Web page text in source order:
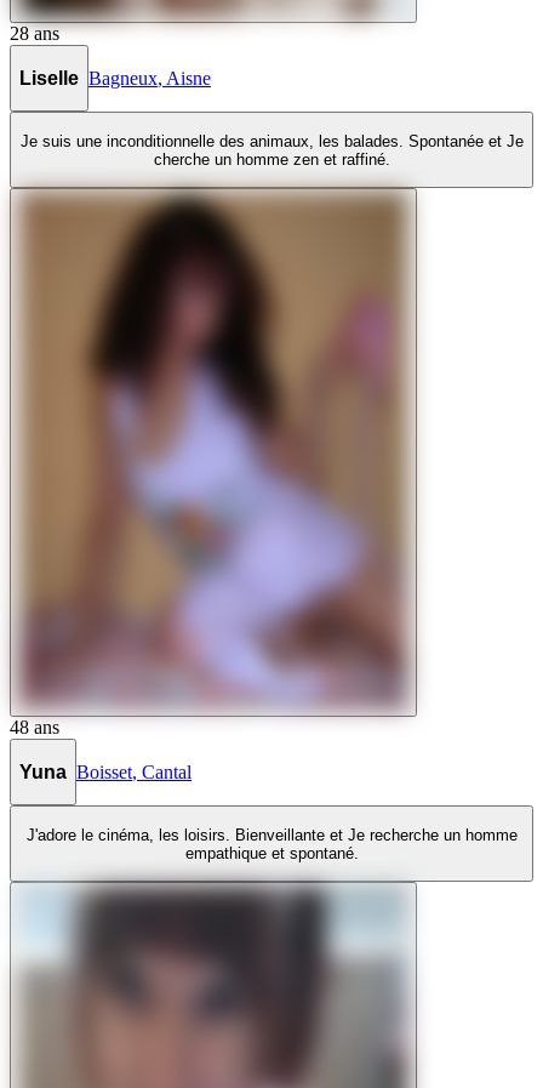
28 ans
Liselle Bagneux, Aisne
Je suis une inconditionnelle des animaux, les balades. Spontanée et Je
cherche un homme zen et raffiné.
48 ans
Yuna Boisset, Cantal
J'adore le cinéma, les loisirs. Bienveillante et Je recherche un homme
empathique et spontané.